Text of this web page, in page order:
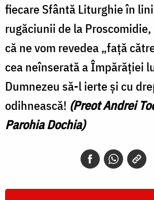
fiecare Sfântă Liturghie în
rugăciunii de la
că ne vom revedea „față
cea neînserată a Împărăției
Dumnezeu să-l ierte și cu
odihnească! (Preot Andrei
Parohia Dochia)